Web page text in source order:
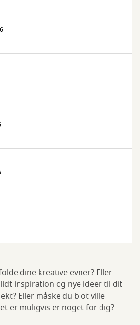
dine kreative evner? Eller
inspiration og nye ideer til dit
Eller måske du blot ville
er muligvis er noget for dig?